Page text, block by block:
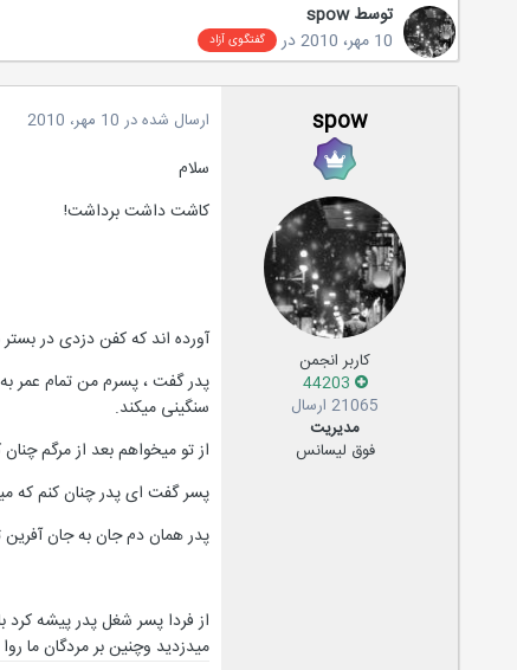
توسطspow
10 مهر، 2010
در گفتگوی آزاد
spow
کاربر انجمن
21065 ارسال
مدیریت
فوق لیسانس
ارسال شده در 10 مهر، 2010
سلام
کاشت داشت برداشت!
آورده اند که کفن دزدی در
پدر گفت ، پسرم من تمام عمر
سنگینی میکند.
از تو میخواهم بعد از مرگم
پسر گفت ای پدر چنان کنم که
‫پدر همان دم جان به جان آفرین
‫از فردا پسر شغل پدر پیشه
میدزدید وچنین بر مردگان ما